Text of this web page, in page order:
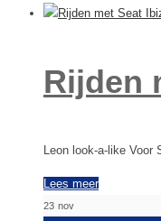
Rijden
Leon look-a-like
Lees meer
23 nov